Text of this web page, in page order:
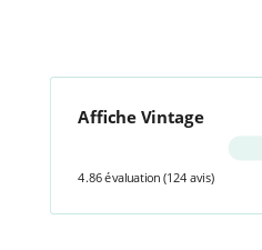
Affiche Vintage
4.86 évaluation (124 avis)